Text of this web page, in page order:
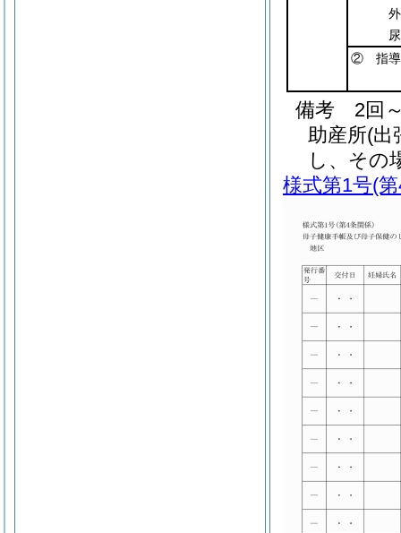
② 指導
備考 2回～
助産所(出
し、その
様式第1号(